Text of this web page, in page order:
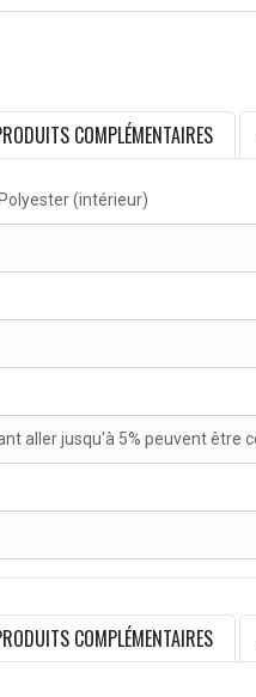
COMPLÉMENTAIRES
(intérieur)
aller jusqu'à 5% peuvent être
COMPLÉMENTAIRES